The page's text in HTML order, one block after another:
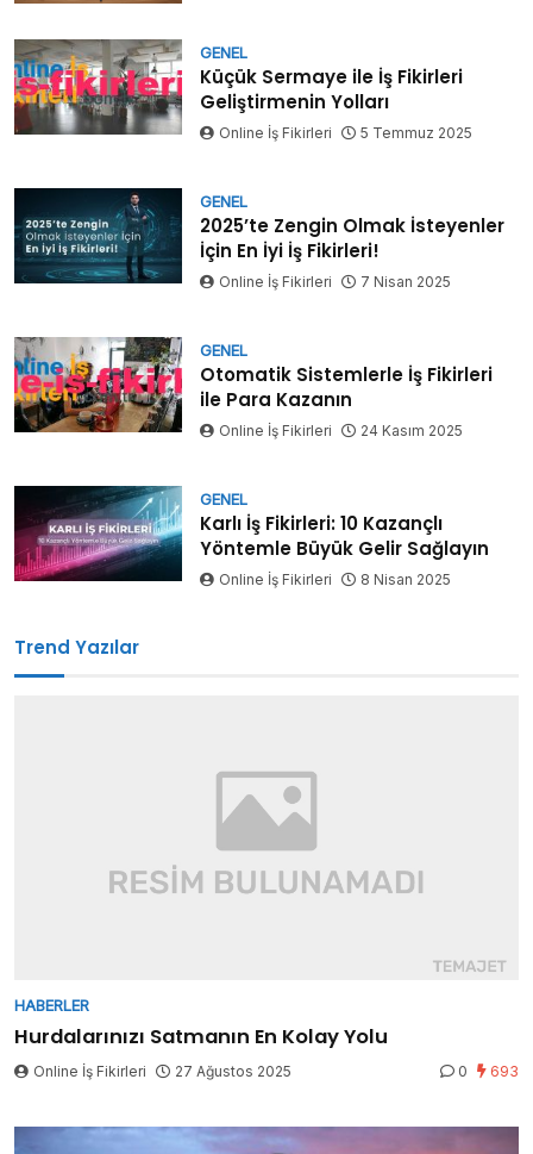
GENEL
Küçük Sermaye ile İş Fikirleri
Geliştirmenin Yolları
Online İş Fikirleri 5 Temmuz 2025
GENEL
2025’te Zengin Olmak İsteyenler
İçin En İyi İş Fikirleri!
Online İş Fikirleri 7 Nisan 2025
GENEL
Otomatik Sistemlerle İş Fikirleri
ile Para Kazanın
Online İş Fikirleri 24 Kasım 2025
GENEL
Karlı İş Fikirleri: 10 Kazançlı
Yöntemle Büyük Gelir Sağlayın
Online İş Fikirleri 8 Nisan 2025
Trend Yazılar
HABERLER
Hurdalarınızı Satmanın En Kolay Yolu
Online İş Fikirleri 27 Ağustos 2025 0 693